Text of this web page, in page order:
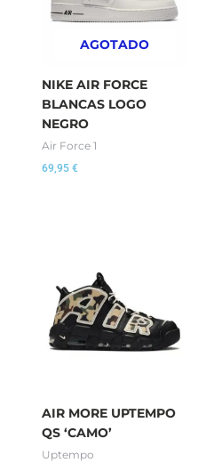
AGOTADO
NIKE AIR FORCE
BLANCAS LOGO
NEGRO
Air Force 1
69,95 €
AIR MORE UPTEMPO
QS ‘CAMO’
Uptempo